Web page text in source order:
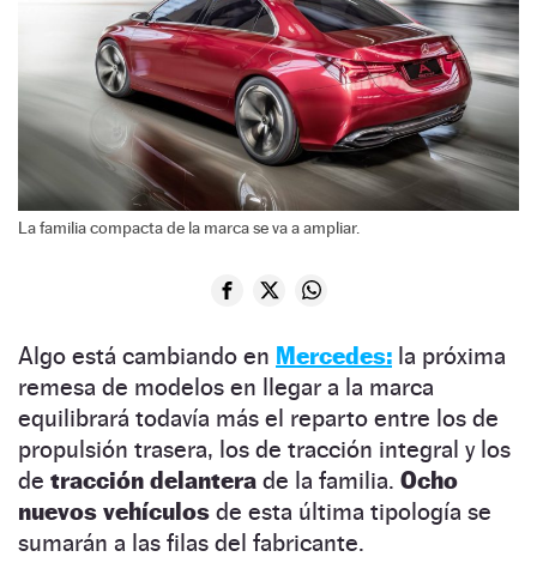
La familia compacta de la marca se va a ampliar.
Algo está cambiando en Mercedes: la próxima
remesa de modelos en llegar a la marca
equilibrará todavía más el reparto entre los de
propulsión trasera, los de tracción integral y los
de tracción delantera de la familia. Ocho
nuevos vehículos de esta última tipología se
sumarán a las filas del fabricante.